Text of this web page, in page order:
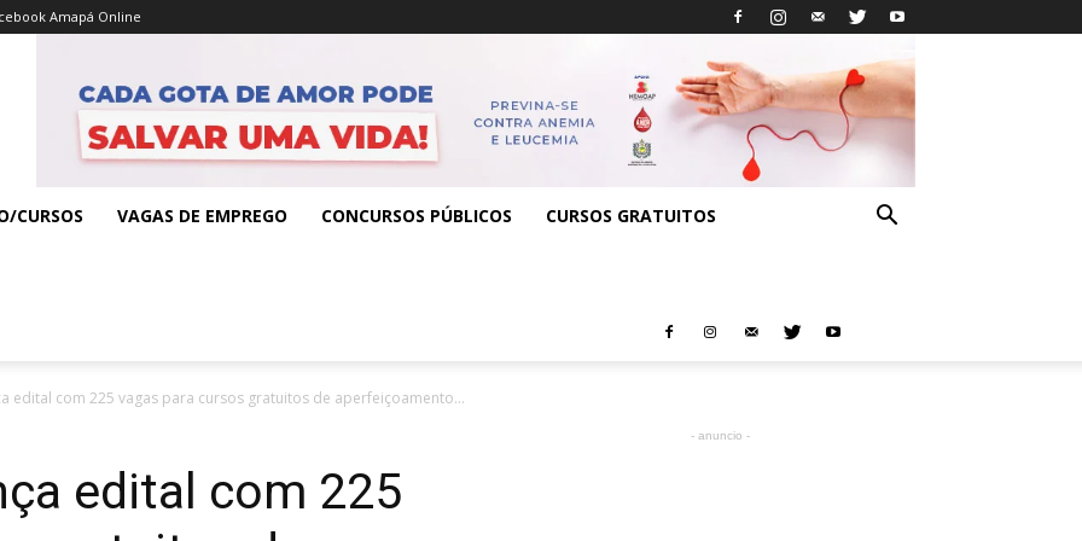
Amapá Online
CURSOS VAGAS DE EMPREGO CONCURSOS PÚBLICOS CURSOS GRATUITOS
edital com 225 vagas para cursos gratuitos de aperfeiçoamento...
edital com 225
- anuncio -